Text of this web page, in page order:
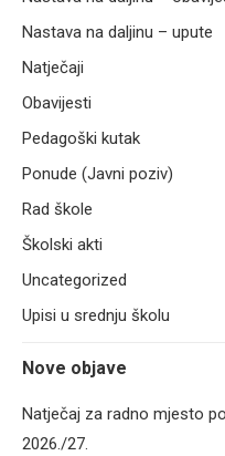
Nastava na daljinu – upute
Natječaji
Obavijesti
Pedagoški kutak
Ponude (Javni poziv)
Rad škole
Školski akti
Uncategorized
Upisi u srednju školu
Nove objave
Natječaj za radno mjesto
2026./27.